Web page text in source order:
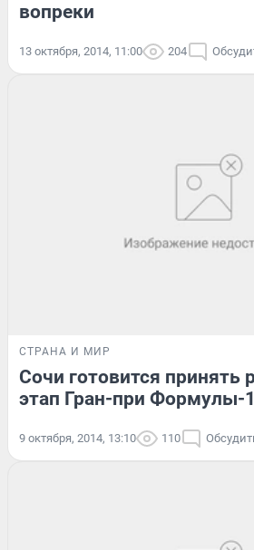
вопреки
13 октября, 2014, 11:00 204
СТРАНА И МИР
Сочи готовится принять
этап Гран-при Формулы-1
9 октября, 2014, 13:10 110